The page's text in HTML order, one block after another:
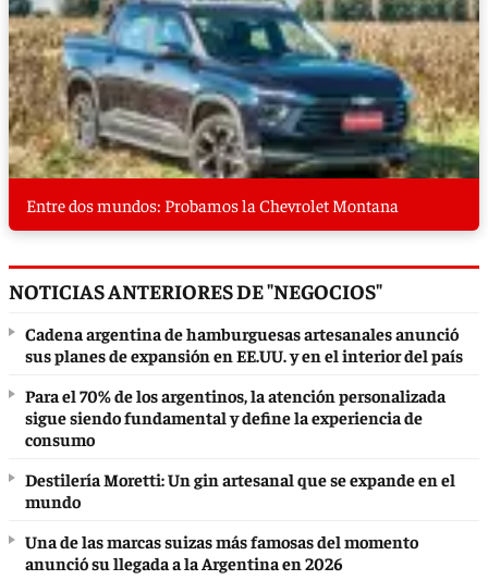
Entre dos mundos: Probamos la Chevrolet Montana
NOTICIAS ANTERIORES DE "NEGOCIOS"
Cadena argentina de hamburguesas artesanales anunció
sus planes de expansión en EE.UU. y en el interior del país
Para el 70% de los argentinos, la atención personalizada
sigue siendo fundamental y define la experiencia de
consumo
Destilería Moretti: Un gin artesanal que se expande en el
mundo
Una de las marcas suizas más famosas del momento
anunció su llegada a la Argentina en 2026